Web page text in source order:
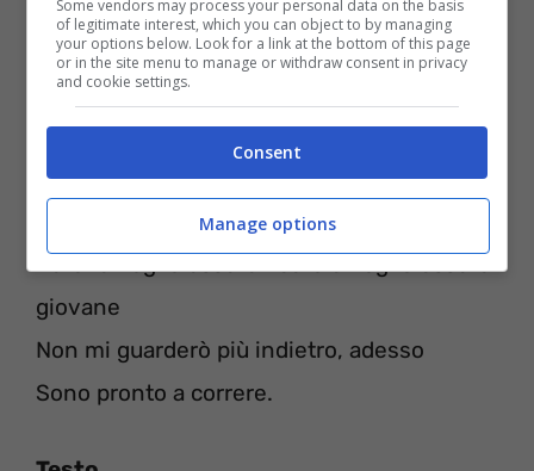
Perché voglio essere tuo, non vuoi essere
mia?
Non voglio perdermi nel buio della notte
Questa volta sono pronto a correre
Ovunque tu ti trovi, appartengo a quel
Perché voglio essere libero e voglio essere
giovane
Non mi guarderò più indietro, adesso
Sono pronto a correre.
Some vendors may process your personal data on the basis
of legitimate interest, which you can object to by managing
your options below. Look for a link at the bottom of this page
or in the site menu to manage or withdraw consent in privacy
and cookie settings.
Consent
Manage options